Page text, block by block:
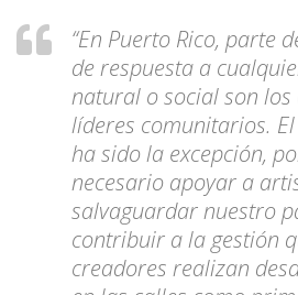
“En Puerto Rico, parte
de respuesta a
natural o social son
líderes comunitarios.
ha sido la excepción,
necesario apoyar a
salvaguardar nuestro
contribuir a la gestión
creadores realizan